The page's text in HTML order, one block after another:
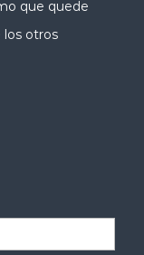
que quede
los otros